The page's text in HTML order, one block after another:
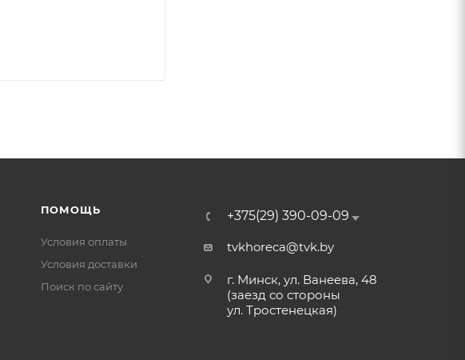
ПОМОЩЬ
Условия оплаты
Условия доставки
Поиск по сайту
+375(29) 390-09-09
tvkhoreca@tvk.by
г. Минск, ул. Ванеева, 48
(заезд со стороны
ул. Тростенецкая)